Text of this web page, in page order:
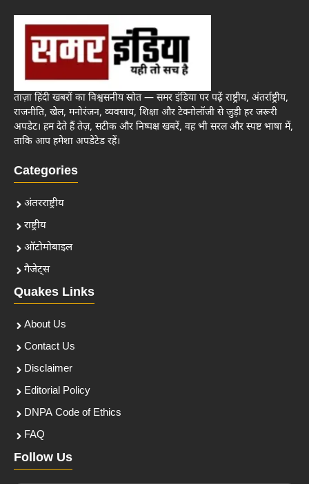
ताज़ा हिंदी खबरों का विश्वसनीय स्रोत — समर इंडिया पर पढ़ें राष्ट्रीय, अंतर्राष्ट्रीय,
राजनीति, खेल, मनोरंजन, व्यवसाय, शिक्षा और टेक्नोलॉजी से जुड़ी हर जरूरी
अपडेट। हम देते हैं तेज़, सटीक और निष्पक्ष खबरें, वह भी सरल और स्पष्ट भाषा में,
ताकि आप हमेशा अपडेटेड रहें।
Categories
अंतरराष्ट्रीय
राष्ट्रीय
ऑटोमोबाइल
गैजेट्स
Quakes Links
About Us
Contact Us
Disclaimer
Editorial Policy
DNPA Code of Ethics
FAQ
Follow Us